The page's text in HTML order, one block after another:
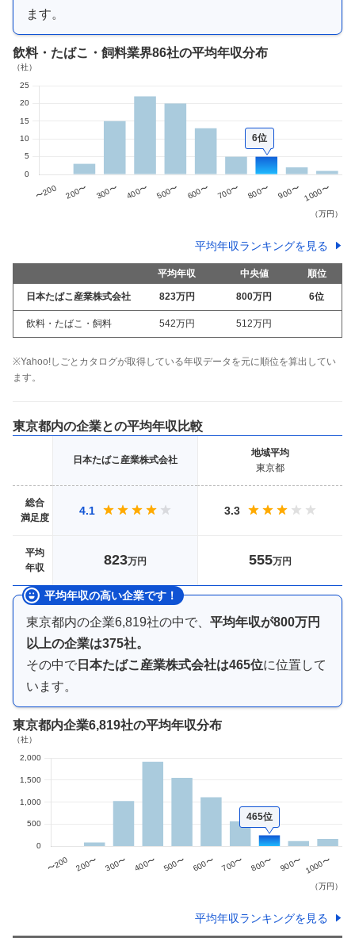
ます。
飲料・たばこ・飼料業界86社の平均年収分布
6位
平均年収ランキングを見る
平均年収 中央値 順位
日本たばこ産業株式会社 823万円 800万円 6位
飲料・たばこ・飼料 542万円 512万円
※Yahoo!しごとカタログが取得している年収データを元に順位を算出してい
ます。
東京都内の企業との平均年収比較
日本たばこ産業株式会社
地域平均
東京都
総合
満足度
4.1 3.3
平均
年収
823万円 555万円
平均年収の高い企業です！
東京都内の企業6,819社の中で、 平均年収が800万円
以上の企業は375社。
その中で 日本たばこ産業株式会社は465位に位置して
います。
東京都内企業6,819社の平均年収分布
465位
平均年収ランキングを見る